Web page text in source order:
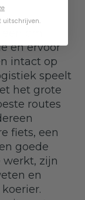
en ervoor
intact op
speelt
het grote
routes
fiets, een
goede
werkt, zijn
en
uitschrijven.